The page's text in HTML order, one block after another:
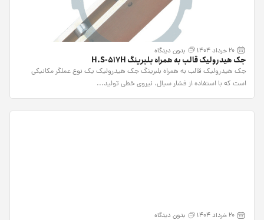
20 خرداد 1404 بدون دیدگاه
جک هیدرولیک قالب به همراه بلبرینگ H.S-517H
جک هیدرولیک قالب به همراه بلبرینگ جک هیدرولیک یک نوع عملگر مکانیکی
است که با استفاده از فشار سیال، نیروی خطی تولید...
20 خرداد 1404 بدون دیدگاه